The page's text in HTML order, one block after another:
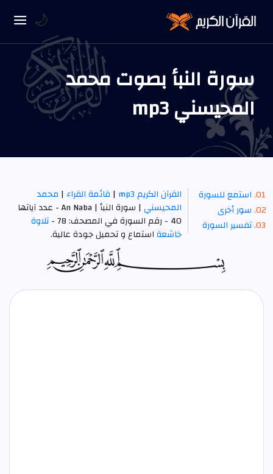
سورة النبأ بصوت محمد
المحيسني mp3
استمع للسورة
سور أخرى
تفسير السورة
القرآن الكريم mp3 | قائمة القراء| محمد
المحيسني
| سورة النبأ | An Naba - عدد آياتها
40 - رقم السورة في المصحف: 78 -
تلاوة
خاشعةاستماع و تحميل جودة عالية.
🌙